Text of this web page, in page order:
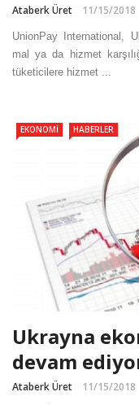
Ataberk Üret 11/15/2018
UnionPay International,
mal ya da hizmet
tüketicilere hizmet ...
EKONOMI HABERLER
Ukrayna
devam
Ataberk Üret 11/15/2018